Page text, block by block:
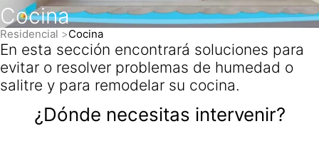
Cocina
Residencial Cocina
En esta sección encontrará soluciones para
evitar o resolver problemas de humedad o
salitre y para remodelar su cocina.
¿Dónde necesitas intervenir?